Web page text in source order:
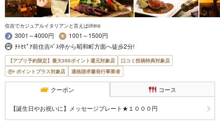
住吉でカジュアルイタリアンと言えばchino
3001～4000円
1001～1500円
ﾁﾄｾﾋﾟｱ前住吉ﾊﾞｽ停から昭和町方面へ徒歩2分!
【アプリ予約限定】最大350ポイント還元対象店
口コミ投稿特典対象店
ポイントプラス対象店
適格請求書発行事業者
クーポン コース
【誕生日やお祝いに】メッセージプレート★１０００円